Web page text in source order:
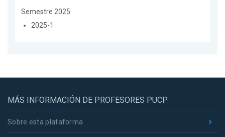
Semestre 2025
2025-1
MÁS INFORMACIÓN DE PROFESORES PUCP
Sobre esta plataforma